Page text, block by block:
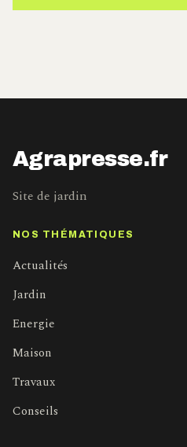
Agrapresse.fr
Site de jardin
NOS THÉMATIQUES
Actualités
Jardin
Energie
Maison
Travaux
Conseils